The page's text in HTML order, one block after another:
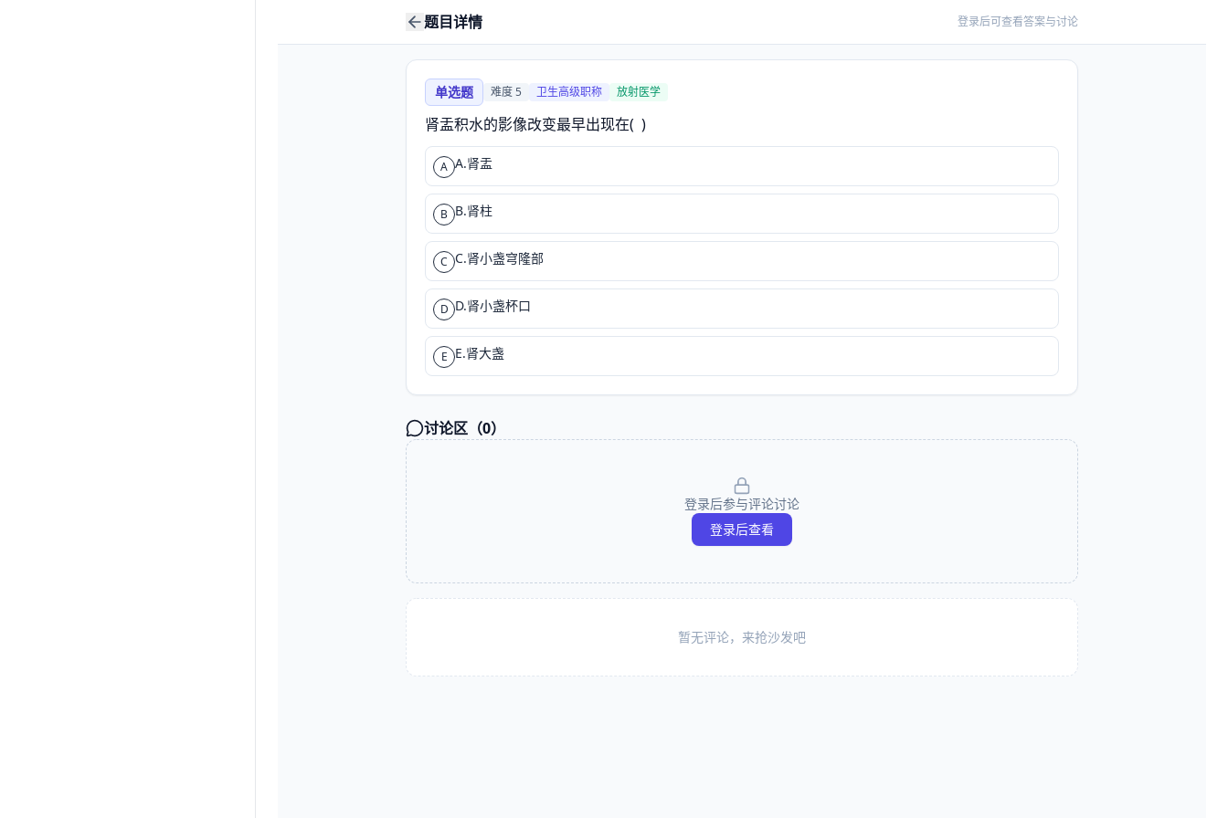
题目详情 登录后可查看答案与讨论
单选题 难度5 卫生高级职称 放射医学
肾盂积水的影像改变最早出现在(  )
A A.肾盂
B B.肾柱
C C.肾小盏穹隆部
D D.肾小盏杯口
E E.肾大盏
讨论区（0）
登录后参与评论讨论
登录后查看
暂无评论，来抢沙发吧